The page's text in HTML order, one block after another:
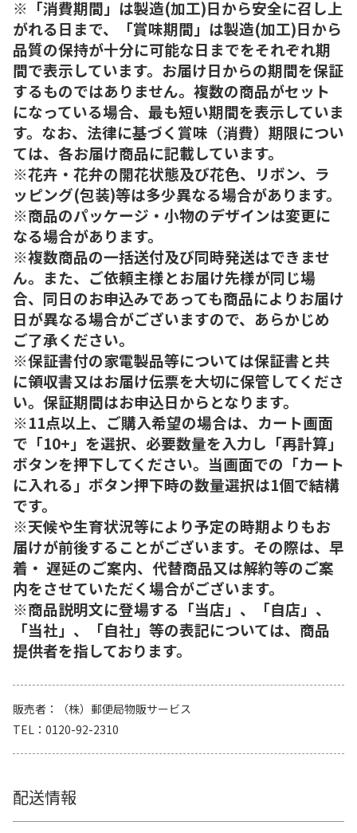
※「消費期間」は製造(加工)日から安全に召し上
がれる日まで、「賞味期間」は製造(加工)日から
品質の保持が十分に可能な日までをそれぞれ期
間で表示しています。お届け日からの期間を保証
するものではありません。複数の商品がセット
になっている場合、最も短い期間を表示していま
す。なお、法律に基づく賞味（消費）期限につい
ては、各お届け商品に記載しています。
※花卉・花弁の開花状態及び花色、リボン、ラ
ッピング(包装)等は多少異なる場合があります。
※商品のパッケージ・小物のデザインは変更に
なる場合があります。
※複数商品の一括送付及び同時発送はできませ
ん。また、ご依頼主様とお届け先様が同じ場
合、同日のお申込みであっても商品によりお届け
日が異なる場合がございますので、あらかじめ
ご了承ください。
※保証書付の家電製品等については保証書と共
に領収書又はお届け伝票を大切に保管してくださ
い。保証期間はお申込日からとなります。
※11点以上、ご購入希望の場合は、カート画面
で「10+」を選択、必要数量を入力し「再計算」
ボタンを押下してください。当画面での「カート
に入れる」ボタン押下時の数量選択は1個で結構
です。
※天候や生育状況等により予定の時期よりもお
届けが前後することがございます。その際は、早
着・ 遅延のご案内、代替商品又は解約等のご案
内をさせていただく場合がございます。
※商品説明文に登場する「当店」、「自店」、
「当社」、「自社」等の表記については、商品
提供者を指しております。
販売者
（株）郵便局物販サービス
TEL
0120-92-2310
配送情報